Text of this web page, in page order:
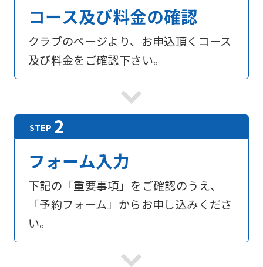
コース及び料金の確認
クラブのページより、お申込頂くコース
及び料金をご確認下さい。
フォーム入力
下記の「重要事項」をご確認のうえ、
「予約フォーム」からお申し込みくださ
い。